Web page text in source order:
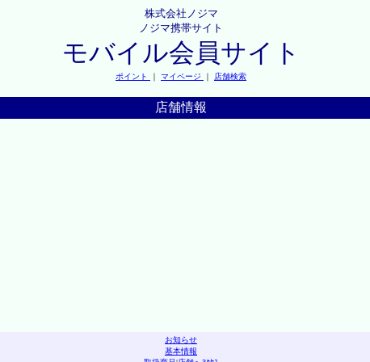
株式会社ノジマ
ノジマ携帯サイト
モバイル会員サイト
ポイント ｜ マイページ ｜ 店舗検索
店舗情報
お知らせ
基本情報